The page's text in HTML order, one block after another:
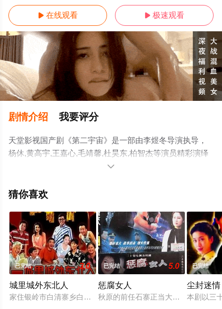
 在线观看  极速观看
剧情介绍 我要评分
天堂影视国产剧《第二宇宙》是一部由李煜冬导演执导，
杨休,黄高宇,王嘉心,毛靖馨,杜昊东,柏智杰等演员精彩演绎
的大陆电视剧，大结局剧情已揭晓（全12集），手机免费
相关信息可移步至豆瓣电视剧、电视猫或剧情网等平台了

猜你喜欢
已完结 3.0
城里城外东北人
家住银岭市白清寨乡白清村的农民郑老万是个忠厚朴实的农民
已完结 5.0
惩腐女人
秋原的前任石寨正当大案既破之际，
已完结
尘封迷情
本剧以三